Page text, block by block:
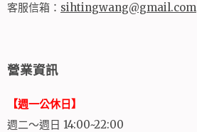
客服信箱： sihtingwang@gmail.com
營業資訊
【週一公休日】
週二～週日 14:00~22:00